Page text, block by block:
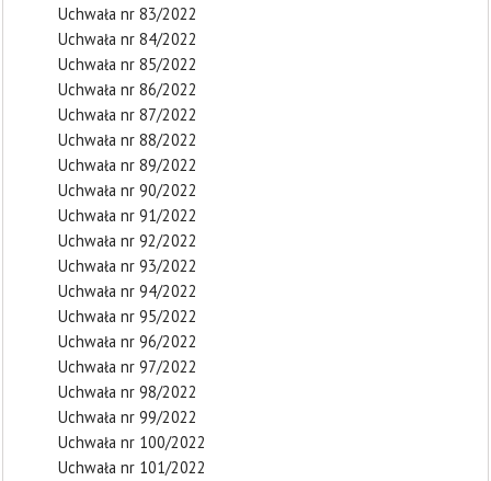
Uchwała nr 83/2022
Uchwała nr 84/2022
Uchwała nr 85/2022
Uchwała nr 86/2022
Uchwała nr 87/2022
Uchwała nr 88/2022
Uchwała nr 89/2022
Uchwała nr 90/2022
Uchwała nr 91/2022
Uchwała nr 92/2022
Uchwała nr 93/2022
Uchwała nr 94/2022
Uchwała nr 95/2022
Uchwała nr 96/2022
Uchwała nr 97/2022
Uchwała nr 98/2022
Uchwała nr 99/2022
Uchwała nr 100/2022
Uchwała nr 101/2022